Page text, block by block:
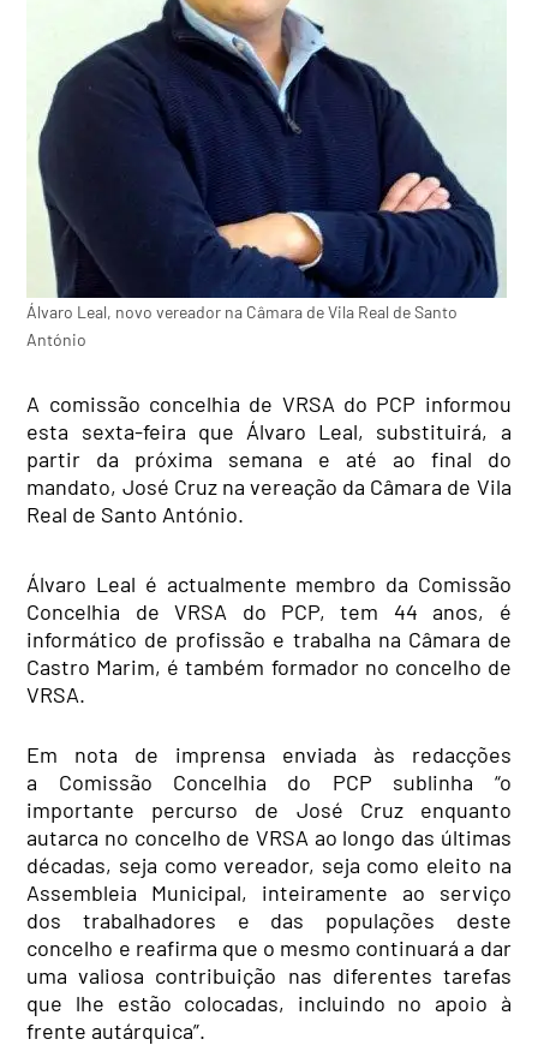
Álvaro Leal, novo vereador na Câmara de Vila Real de Santo
António
A comissão concelhia de VRSA do PCP informou
esta sexta-feira que Álvaro Leal, substituirá, a
partir da próxima semana e até ao final do
mandato, José Cruz na vereação da Câmara de Vila
Real de Santo António.
Álvaro Leal é actualmente membro da Comissão
Concelhia de VRSA do PCP, tem 44 anos, é
informático de profissão e trabalha na Câmara de
Castro Marim, é também formador no concelho de
VRSA.
Em nota de imprensa enviada às redacções
a Comissão Concelhia do PCP sublinha “o
importante percurso de José Cruz enquanto
autarca no concelho de VRSA ao longo das últimas
décadas, seja como vereador, seja como eleito na
Assembleia Municipal, inteiramente ao serviço
dos trabalhadores e das populações deste
concelho e reafirma que o mesmo continuará a dar
uma valiosa contribuição nas diferentes tarefas
que lhe estão colocadas, incluindo no apoio à
frente autárquica”.